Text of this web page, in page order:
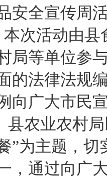
安全宣传周活
本次活动由县
局等单位参
的法律法规
向广大市民
县农业农村局
”为主题，切
，通过向广